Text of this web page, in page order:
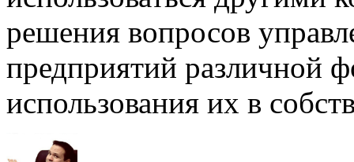
решения вопросов
предприятий различной
использования их в